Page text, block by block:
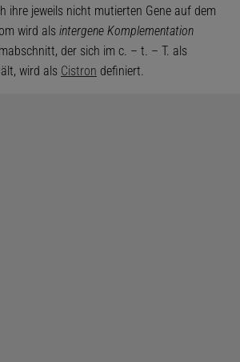
ihre jeweils nicht mutierten Gene auf dem
wird als intergene Komplementation
der sich im c. – t. – T. als
wird als Cistron definiert.